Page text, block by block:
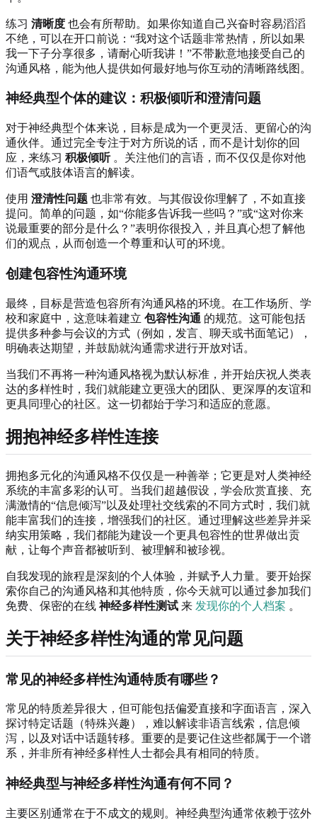
练习 清晰度 也会有所帮助。如果你知道自己兴奋时容易滔滔
不绝，可以在开口前说：“我对这个话题非常热情，所以如果
我一下子分享很多，请耐心听我讲！”不带歉意地接受自己的
沟通风格，能为他人提供如何最好地与你互动的清晰路线图。
神经典型个体的建议：积极倾听和澄清问题
对于神经典型个体来说，目标是成为一个更灵活、更留心的沟
通伙伴。通过完全专注于对方所说的话，而不是计划你的回
应，来练习 积极倾听。关注他们的言语，而不仅仅是你对他
们语气或肢体语言的解读。
使用 澄清性问题 也非常有效。与其假设你理解了，不如直接
提问。简单的问题，如“你能多告诉我一些吗？”或“这对你来
说最重要的部分是什么？”表明你很投入，并且真心想了解他
们的观点，从而创造一个尊重和认可的环境。
创建包容性沟通环境
最终，目标是营造包容所有沟通风格的环境。在工作场所、学
校和家庭中，这意味着建立 包容性沟通 的规范。这可能包括
提供多种参与会议的方式（例如，发言、聊天或书面笔记），
明确表达期望，并鼓励就沟通需求进行开放对话。
当我们不再将一种沟通风格视为默认标准，并开始庆祝人类表
达的多样性时，我们就能建立更强大的团队、更深厚的友谊和
更具同理心的社区。这一切都始于学习和适应的意愿。
拥抱神经多样性连接
拥抱多元化的沟通风格不仅仅是一种善举；它更是对人类神经
系统的丰富多彩的认可。当我们超越假设，学会欣赏直接、充
满激情的“信息倾泻”以及处理社交线索的不同方式时，我们就
能丰富我们的连接，增强我们的社区。通过理解这些差异并采
纳实用策略，我们都能为建设一个更具包容性的世界做出贡
献，让每个声音都被听到、被理解和被珍视。
自我发现的旅程是深刻的个人体验，并赋予人力量。要开始探
索你自己的沟通风格和其他特质，你今天就可以通过参加我们
免费、保密的在线 神经多样性测试 来 发现你的个人档案 。
关于神经多样性沟通的常见问题
常见的神经多样性沟通特质有哪些？
常见的特质差异很大，但可能包括偏爱直接和字面语言，深入
探讨特定话题（特殊兴趣），难以解读非语言线索，信息倾
泻，以及对话中话题转移。重要的是要记住这些都属于一个谱
系，并非所有神经多样性人士都会具有相同的特质。
神经典型与神经多样性沟通有何不同？
主要区别通常在于不成文的规则。神经典型沟通常依赖于弦外